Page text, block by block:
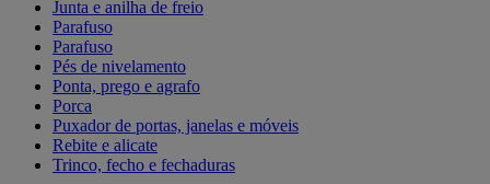
Junta e anilha de freio
Parafuso
Parafuso
Pés de nivelamento
Ponta, prego e agrafo
Porca
Puxador de portas, janelas e móveis
Rebite e alicate
Trinco, fecho e fechaduras